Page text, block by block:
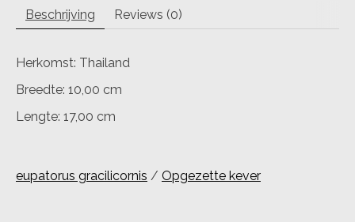
Beschrijving Reviews (0)
Herkomst: Thailand
Breedte: 10,00 cm
Lengte: 17,00 cm
eupatorus gracilicornis / Opgezette kever